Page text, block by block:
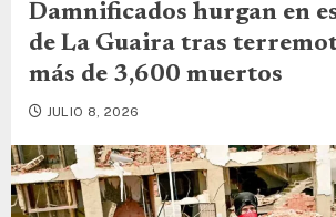
Damnificados hurgan en
de La Guaira tras
más de 3,600 muertos
JULIO 8, 2026